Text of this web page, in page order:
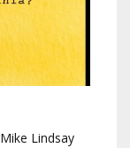
Lindsay